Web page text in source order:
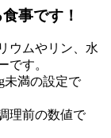
事です！
ウムやリン、水
です。
未満の設定で
理前の数値で